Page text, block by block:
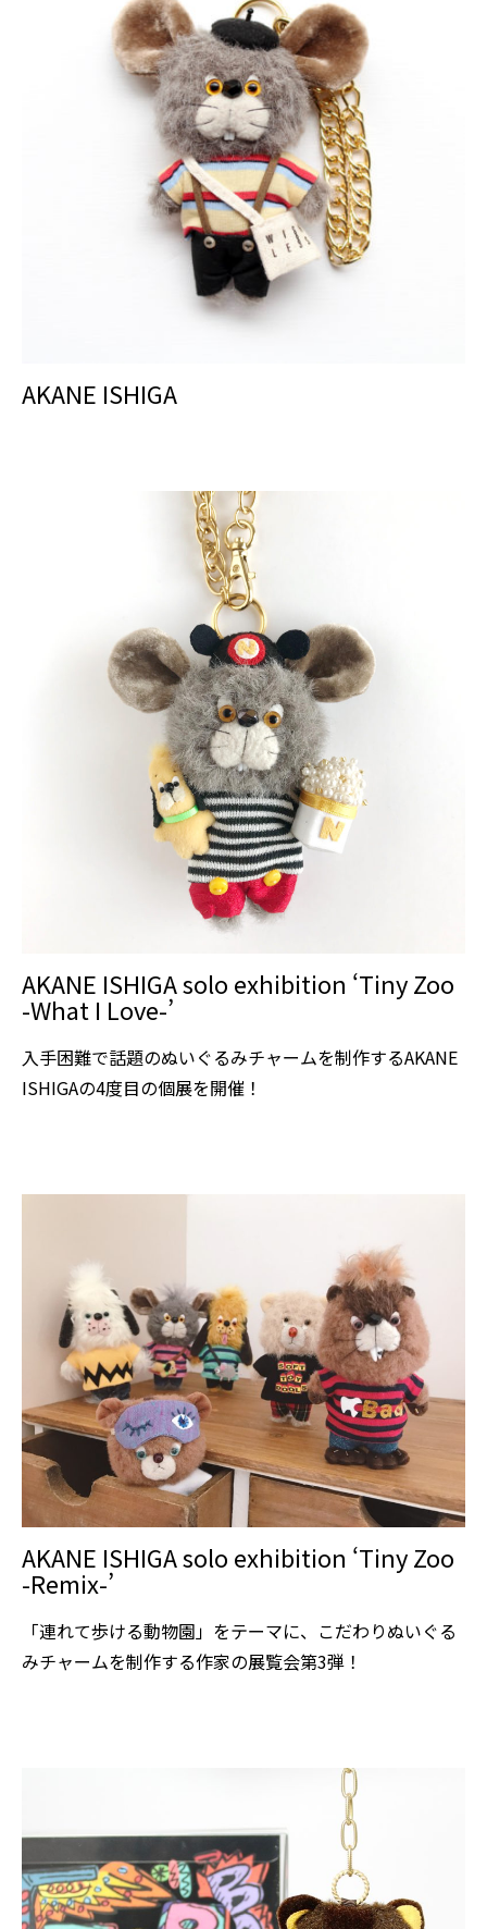
AKANE ISHIGA
AKANE ISHIGA solo exhibition ‘Tiny Zoo
-What I Love-’
入手困難で話題のぬいぐるみチャームを制作するAKANE
ISHIGAの4度目の個展を開催！
AKANE ISHIGA solo exhibition ‘Tiny Zoo
-Remix-’
「連れて歩ける動物園」をテーマに、こだわりぬいぐる
みチャームを制作する作家の展覧会第3弾！